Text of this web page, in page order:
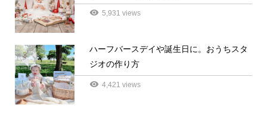
5,931 views
3
ハーフバースデイや誕生日に。おうちスタ
ジオの作り方
4,421 views